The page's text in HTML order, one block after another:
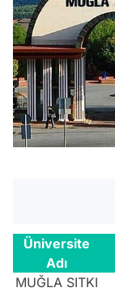
Üniversite
Adı
MUĞLA SITKI